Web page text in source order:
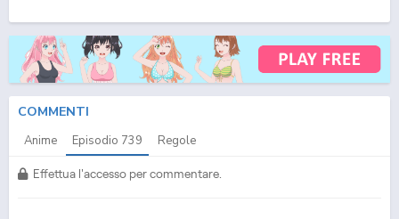
COMMENTI
Anime Episodio 739 Regole
Effettua l'accesso per commentare.